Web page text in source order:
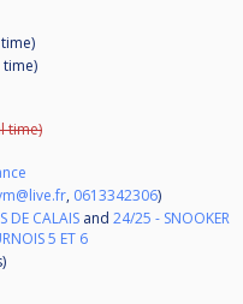
time)
time)
, 0613342306)
DE CALAIS and 24/25 - SNOOKER
5 ET 6
)